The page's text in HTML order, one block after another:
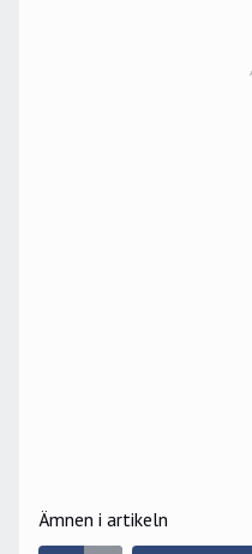
Ämnen i artikeln